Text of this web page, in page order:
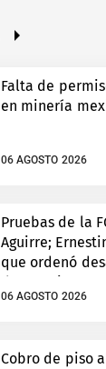
Falta de
en minería
06 AGOSTO 2026
Pruebas de la
Aguirre;
que ordenó
06 AGOSTO 2026
Cobro de piso